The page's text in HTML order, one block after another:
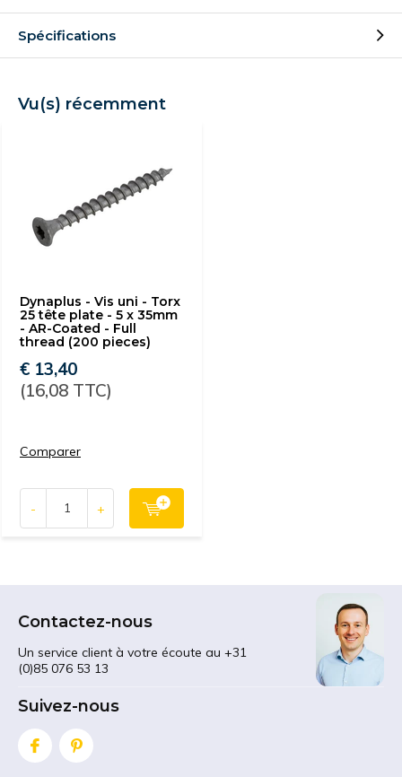
Spécifications
Vu(s) récemment
Dynaplus - Vis uni - Torx
25 tête plate - 5 x 35mm
- AR-Coated - Full
thread (200 pieces)
€ 13,40
(16,08 TTC)
Comparer
- +
Contactez-nous
Un service client à votre écoute au +31
(0)85 076 53 13
Suivez-nous